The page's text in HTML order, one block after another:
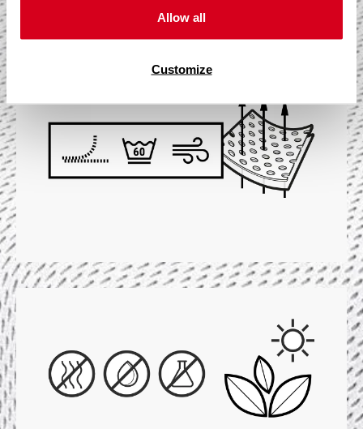
Allow all
Customize
Mehr über den HyBreeze®Funk­tions­bezug